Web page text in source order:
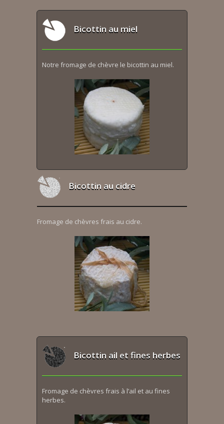
Bicottin au miel
Notre fromage de chèvre le bicottin au miel.
Bicottin au cidre
Fromage de chèvres frais au cidre.
Bicottin ail et fines herbes
Fromage de chèvres frais à l’ail et au fines
herbes.